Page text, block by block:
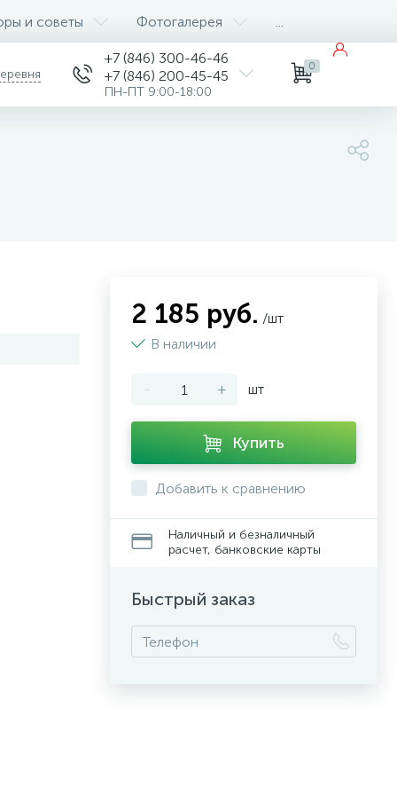
и советы Фотогалерея
+7 (846) 300-46-46
+7 (846) 200-45-45
ПН-ПТ 9:00-18:00
0
2 185 руб. /шт
В наличии
- + шт
Купить
Добавить к сравнению
Наличный и безналичный
расчет, банковские карты
Быстрый заказ